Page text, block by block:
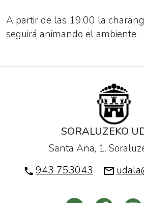
A partir de las 19:00 la
seguirá animando el ambiente.
SORALUZEKO
Santa Ana, 1.
943 753043